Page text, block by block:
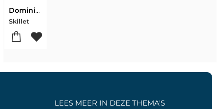
Dominion
Skillet
LEES MEER IN DEZE THEMA'S